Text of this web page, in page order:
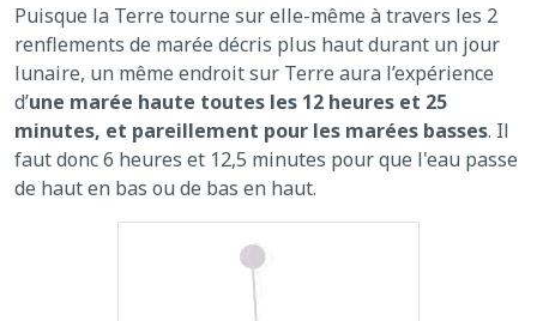
Puisque la Terre tourne sur elle-même à travers les 2
renflements de marée décris plus haut durant un jour
lunaire, un même endroit sur Terre aura l’expérience
d’une marée haute toutes les 12 heures et 25
minutes, et pareillement pour les marées basses. Il
faut donc 6 heures et 12,5 minutes pour que l'eau passe
de haut en bas ou de bas en haut.